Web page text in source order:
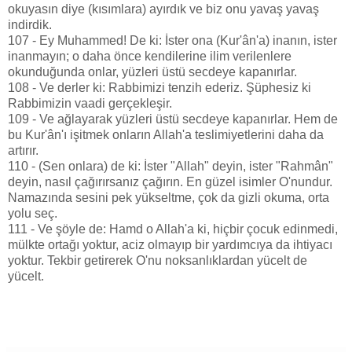
okuyasın diye (kısımlara) ayırdık ve biz onu yavaş yavaş
indirdik.
107 - Ey Muhammed! De ki: İster ona (Kur'ân'a) inanın, ister
inanmayın; o daha önce kendilerine ilim verilenlere
okunduğunda onlar, yüzleri üstü secdeye kapanırlar.
108 - Ve derler ki: Rabbimizi tenzih ederiz. Şüphesiz ki
Rabbimizin vaadi gerçekleşir.
109 - Ve ağlayarak yüzleri üstü secdeye kapanırlar. Hem de
bu Kur'ân'ı işitmek onların Allah'a teslimiyetlerini daha da
artırır.
110 - (Sen onlara) de ki: İster "Allah" deyin, ister "Rahmân"
deyin, nasıl çağırırsanız çağırın. En güzel isimler O'nundur.
Namazında sesini pek yükseltme, çok da gizli okuma, orta
yolu seç.
111 - Ve şöyle de: Hamd o Allah'a ki, hiçbir çocuk edinmedi,
mülkte ortağı yoktur, aciz olmayıp bir yardımcıya da ihtiyacı
yoktur. Tekbir getirerek O'nu noksanlıklardan yücelt de
yücelt.